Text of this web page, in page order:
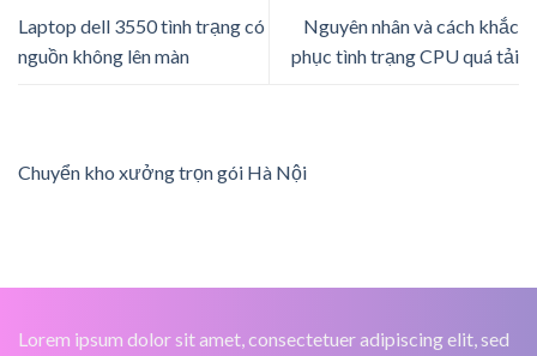
Laptop dell 3550 tình trạng có
nguồn không lên màn
Nguyên nhân và cách khắc
phục tình trạng CPU quá tải
Chuyển kho xưởng trọn gói Hà Nội
Lorem ipsum dolor sit amet, consectetuer adipiscing elit, sed